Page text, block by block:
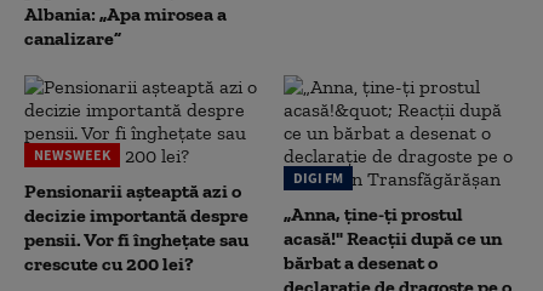
Albania: „Apa mirosea a
canalizare”
NEWSWEEK
Pensionarii așteaptă azi o
decizie importantă despre
pensii. Vor fi înghețate sau
crescute cu 200 lei?
DIGI FM
„Anna, ţine-ţi prostul
acasă!" Reacţii după ce un
bărbat a desenat o